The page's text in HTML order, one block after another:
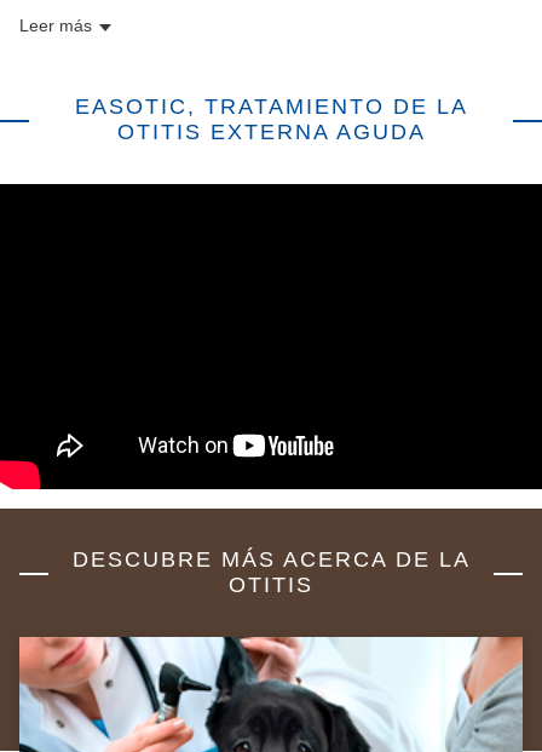
Leer más
EASOTIC, TRATAMIENTO DE LA
OTITIS EXTERNA AGUDA
DESCUBRE MÁS ACERCA DE LA
OTITIS